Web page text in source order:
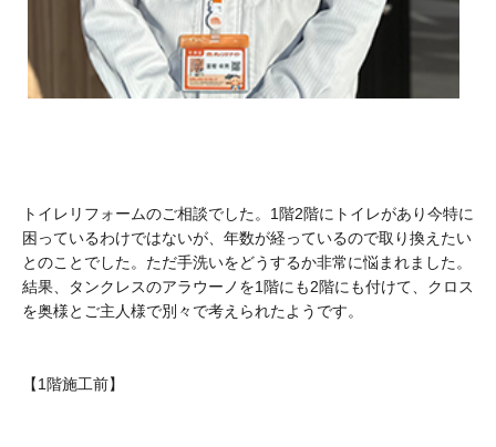
トイレリフォームのご相談でした。1階2階にトイレがあり今特に
困っているわけではないが、年数が経っているので取り換えたい
とのことでした。ただ手洗いをどうするか非常に悩まれました。
結果、タンクレスのアラウーノを1階にも2階にも付けて、クロス
を奥様とご主人様で別々で考えられたようです。
【1階施工前】